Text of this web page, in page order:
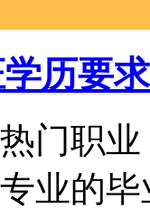
历要
门职
业的